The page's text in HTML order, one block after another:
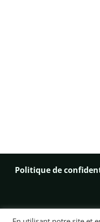
Politique de